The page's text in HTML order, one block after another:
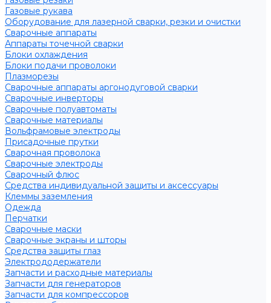
Газовые рукава
Оборудование для лазерной сварки, резки и очистки
Сварочные аппараты
Аппараты точечной сварки
Блоки охлаждения
Блоки подачи проволоки
Плазморезы
Сварочные аппараты аргонодуговой сварки
Сварочные инверторы
Сварочные полуавтоматы
Сварочные материалы
Вольфрамовые электроды
Присадочные прутки
Сварочная проволока
Сварочные электроды
Сварочный флюс
Средства индивидуальной защиты и аксессуары
Клеммы заземления
Одежда
Перчатки
Сварочные маски
Сварочные экраны и шторы
Средства защиты глаз
Электрододержатели
Запчасти и расходные материалы
Запчасти для генераторов
Запчасти для компрессоров